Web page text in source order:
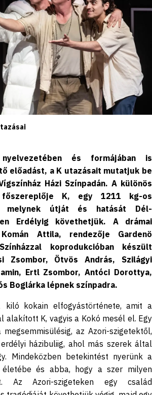
és formájában is
előadást, a K utazásait mutatjuk be
Házi Színpadán. A különös
főszereplője K, egy 1211 kg-os
melynek útját és hatását Dél-
Erdélyig követhetjük. A drámai
Attila, rendezője Gardenö
koprodukcióban készült
Zsombor, Ötvös András, Szilágyi
Ertl Zsombor, Antóci Dorottya,
Boglárka lépnek színpadra.
kokain elfogyástörténete, amit a
alakított K, vagyis a Kokó mesél el. Egy
az Azori-szigetektől,
házibuliig, ahol más szerek által
Mindeközben betekintést nyerünk a
életébe és abba, hogy a szer milyen
Az Azori-szigeteken egy család